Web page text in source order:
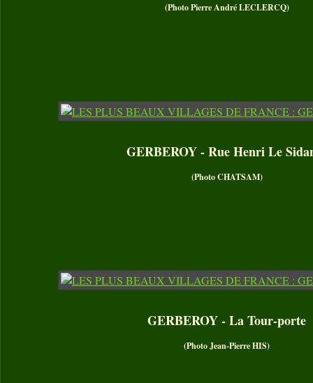
(Photo Pierre André LECLERCQ)
GERBEROY - Rue Henri Le
(Photo CHATSAM)
GERBEROY - La Tour-porte
(Photo Jean-Pierre HIS)